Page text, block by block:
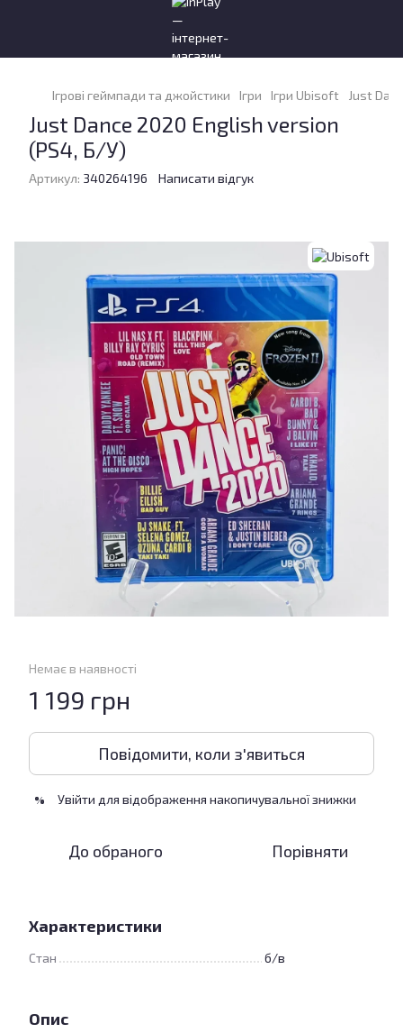
Ігрові геймпади та джойстики Ігри Ігри Ubisoft Just
Just Dance 2020 English version
(PS4, Б/У)
Артикул: 340264196 Написати відгук
Немає в наявності
1 199 грн
Повідомити, коли з'явиться
% Увійти для відображення накопичувальної знижки
До обраного Порівняти
Характеристики
Стан б/в
Опис